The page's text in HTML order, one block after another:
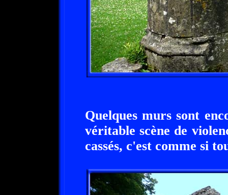
Quelques murs sont
véritable scène de
cassés, c'est comme si